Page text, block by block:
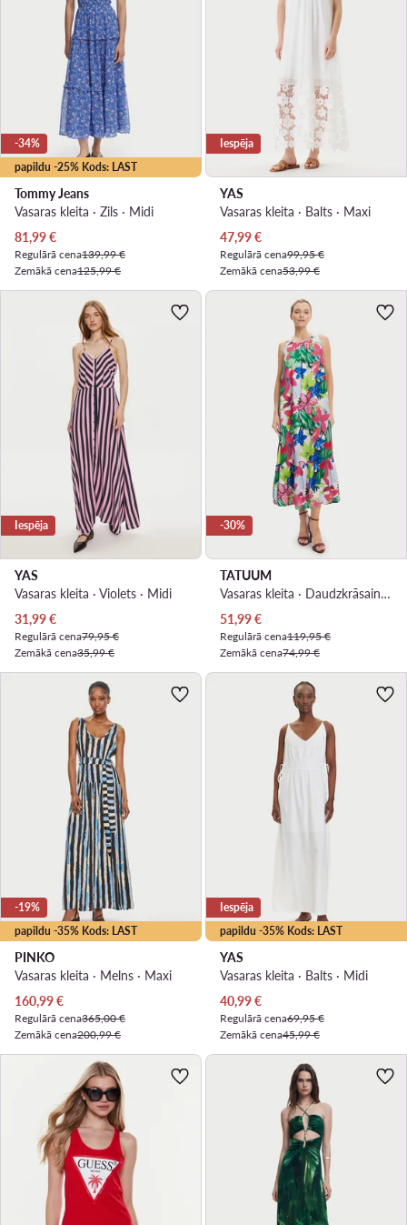
papildu -25% Kods: LAST
-34%
Tommy Jeans
Vasaras kleita · Zils · Midi
Pašreizējā cena
81,99€
Regulārā cena139,99 €
Zemākā cena125,99 €
Iespēja
YAS
Vasaras kleita · Balts · Maxi
Pašreizējā cena
47,99€
Regulārā cena99,95 €
Zemākā cena53,99 €
Iespēja
YAS
Vasaras kleita · Violets · Midi
Pašreizējā cena
31,99€
Regulārā cena79,95 €
Zemākā cena35,99 €
-30%
TATUUM
Vasaras kleita · Daudzkrāsains · Midi
Pašreizējā cena
51,99€
Regulārā cena119,95 €
Zemākā cena74,99 €
papildu -35% Kods: LAST
-19%
PINKO
Vasaras kleita · Melns · Maxi
Pašreizējā cena
160,99€
Regulārā cena365,00 €
Zemākā cena200,99 €
papildu -35% Kods: LAST
Iespēja
YAS
Vasaras kleita · Balts · Midi
Pašreizējā cena
40,99€
Regulārā cena69,95 €
Zemākā cena45,99 €